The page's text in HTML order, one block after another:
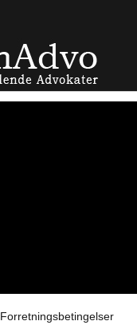
Forretningsbetingelser